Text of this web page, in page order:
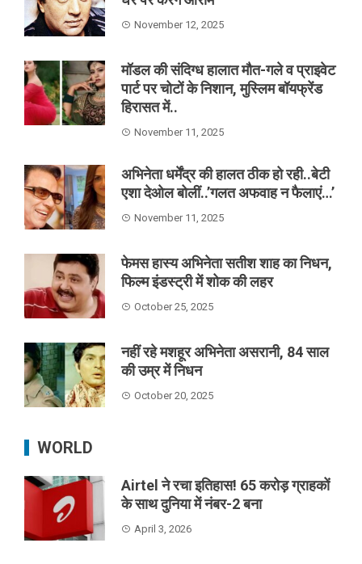
November 12, 2025
मॉडल की संदिग्ध हालात मौत-गले व प्राइवेट
पार्ट पर चोटों के निशान, मुस्लिम बॉयफ्रेंड
हिरासत में..
November 11, 2025
अभिनेता धर्मेंद्र की हालत ठीक हो रही..बेटी
एशा देओल बोलीं..’गलत अफवाह न फैलाएं…’
November 11, 2025
फेमस हास्य अभिनेता सतीश शाह का निधन,
फिल्म इंडस्ट्री में शोक की लहर
October 25, 2025
नहीं रहे मशहूर अभिनेता असरानी, 84 साल
की उम्र में निधन
October 20, 2025
WORLD
Airtel ने रचा इतिहास! 65 करोड़ ग्राहकों
के साथ दुनिया में नंबर-2 बना
April 3, 2026